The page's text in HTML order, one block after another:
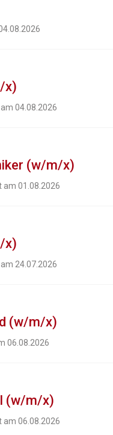
x)
04.08.2026
(w/m/x)
01.08.2026
x)
24.07.2026
(w/m/x)
06.08.2026
(w/m/x)
06.08.2026